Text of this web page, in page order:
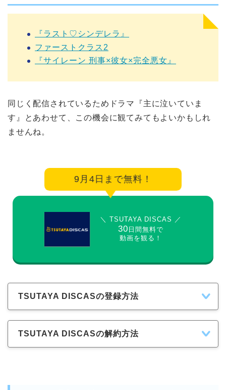
『ラスト♡シンデレラ』
ファーストクラス2
『サイレーン 刑事×彼女×完全悪女』
同じく配信されているためドラマ『主に泣いていま
す』とあわせて、この機会に観てみてもよいかもしれ
ませんね。
9月4日まで無料！
＼ TSUTAYA DISCAS ／
30 日間無料で
動画を観る！
TSUTAYA DISCASの登録方法
TSUTAYA DISCASの解約方法